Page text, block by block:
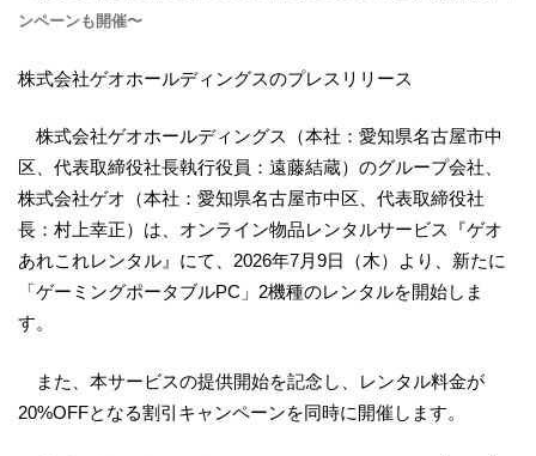
ンペーンも開催〜
株式会社ゲオホールディングスのプレスリリース
株式会社ゲオホールディングス（本社：愛知県名古屋市中
区、代表取締役社長執行役員：遠藤結蔵）のグループ会社、
株式会社ゲオ（本社：愛知県名古屋市中区、代表取締役社
長：村上幸正）は、オンライン物品レンタルサービス『ゲオ
あれこれレンタル』にて、2026年7月9日（木）より、新たに
「ゲーミングポータブルPC」2機種のレンタルを開始しま
す。
また、本サービスの提供開始を記念し、レンタル料金が
20%OFFとなる割引キャンペーンを同時に開催します。